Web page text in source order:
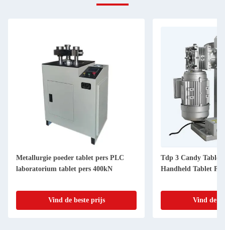
Metallurgie poeder tablet pers PLC
laboratorium tablet pers 400kN
Vind de beste prijs
Tdp 3 Candy Tablet
Handheld Tablet
Vind de